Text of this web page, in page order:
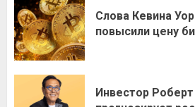
Слова Кевина
повысили цену
Инвестор